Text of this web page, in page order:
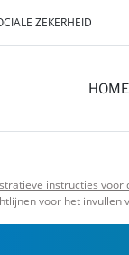
ZEKERHEID
HOME
instructies voor
voor het invullen